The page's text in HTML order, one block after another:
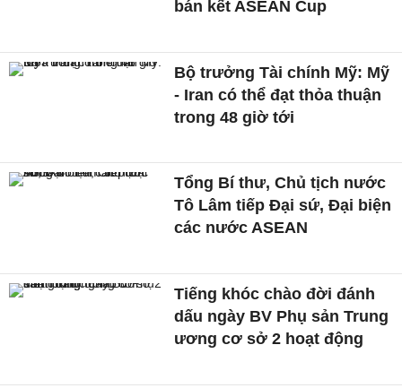
bán kết ASEAN Cup
Bộ trưởng Tài chính Mỹ: Mỹ
- Iran có thể đạt thỏa thuận
trong 48 giờ tới
Tổng Bí thư, Chủ tịch nước
Tô Lâm tiếp Đại sứ, Đại biện
các nước ASEAN
Tiếng khóc chào đời đánh
dấu ngày BV Phụ sản Trung
ương cơ sở 2 hoạt động